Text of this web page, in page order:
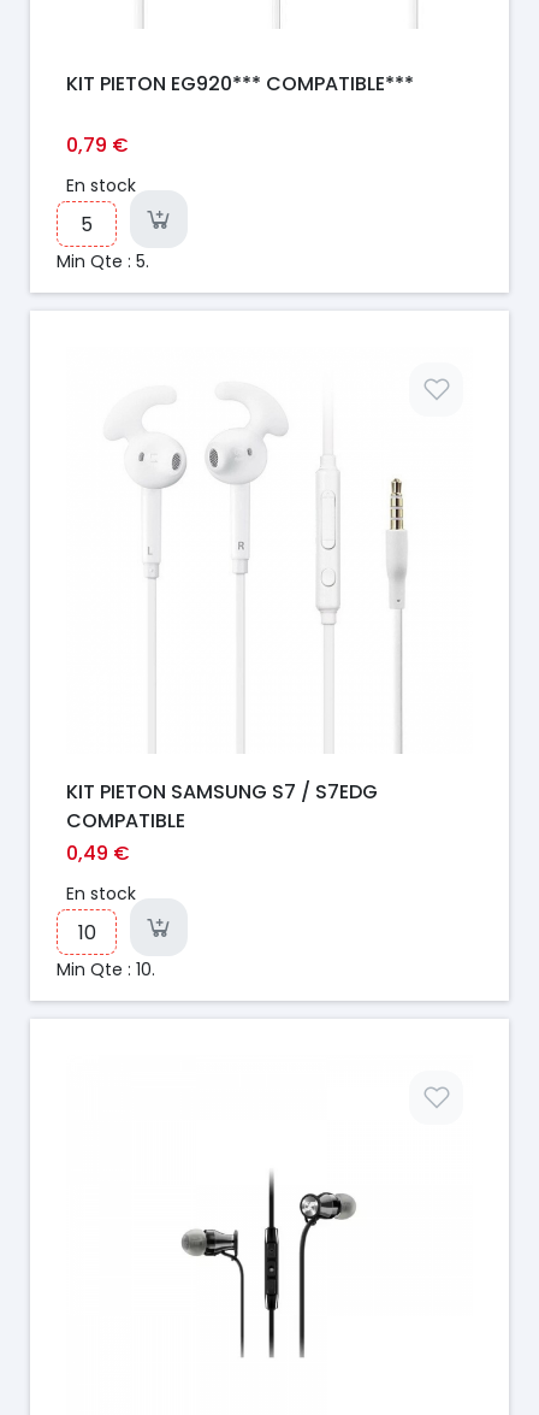
KIT PIETON EG920*** COMPATIBLE***
0,79 €
En stock
Min Qte : 5.
KIT PIETON SAMSUNG S7 / S7EDG
COMPATIBLE
0,49 €
En stock
Min Qte : 10.